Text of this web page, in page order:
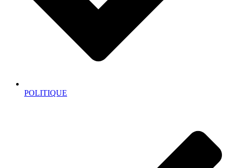
POLITIQUE